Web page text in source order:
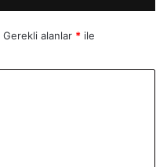
Gerekli alanlar * ile